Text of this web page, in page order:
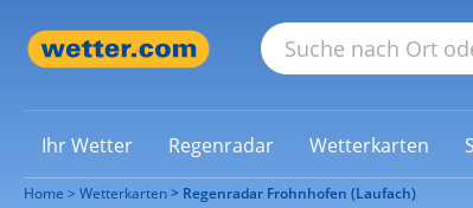
Ihr Wetter Regenradar Wetterkarten
Home Wetterkarten Regenradar Frohnhofen (Laufach)